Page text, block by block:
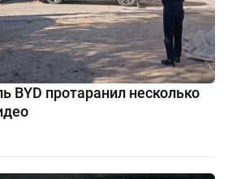
BYD протаранил несколько